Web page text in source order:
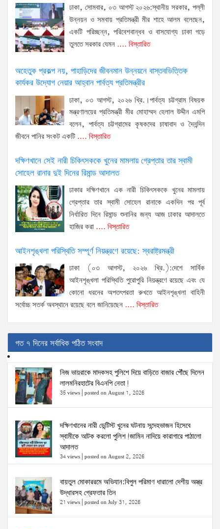
ঢাকা, সোমবার, ০৩ আগস্ট ২০২৬:স্থানীয় সরকার, পল্লী
উন্নয়ন ও সমবায় প্রতিমন্ত্রী মীর শাহে আলম বলেছেন,
একটি পরিচ্ছন্ন, পরিবেশবান্ধব ও বাসযোগ্য ঢাকা গড়ে
তুলতে সরকার যেমন .... বিস্তারিত
অহেতুক প্রকল্প নয়, পাহাড়িদের জীবনমান উন্নয়নে বাস্তবভিত্তিক
কার্যকর উদ্যোগ নেয়ার আহ্বান পার্বত্য প্রতিমন্ত্রীর
ঢাকা, ০৩ আগস্ট, ২০২৬ খ্রি.।পার্বত্য চট্টগ্রাম বিষয়ক
মন্ত্রণালয়ের প্রতিমন্ত্রী মীর মোহাম্মদ হেলাল উদ্দীন এমপি
বলেন, পার্বত্য চট্টগ্রামের কৃষকদের চাষাবাদ ও দৈনন্দিন
জীবনে পানির সংকট একটি .... বিস্তারিত
দক্ষিণখানে সেই নারী চিকিৎসককে খুনের মামলায় গ্রেপ্তার তার স্বামী
সোহেল রানার দুই দিনের রিমান্ড আদালত
ঢাকার দক্ষিণখানে এক নারী চিকিৎসককে খুনের মামলায়
গ্রেপ্তার তার স্বামী সোহেল রানাকে একদিন পর পূর্ব
নির্ধারিত দিনে রিমান্ড শুনানির জন্য আজ ঢাকার আদালতে
হাজির করা .... বিস্তারিত
আইনশৃঙ্খলা পরিস্থিতি সম্পূর্ণ নিয়ন্ত্রণে রয়েছে: স্বরাষ্ট্রমন্ত্রী
ঢাকা (০৩ আগস্ট, ২০২৬ খ্রি.):দেশে সার্বিক
আইনশৃঙ্খলা পরিস্থিতি পুরোপুরি নিয়ন্ত্রণে রয়েছে এবং যে
কোনো ধরনের অপতৎপরতা রুখতে আইনশৃঙ্খলা বাহিনী
সর্বোচ্চ সতর্ক অবস্থানে রয়েছে বলে জানিয়েছেন .... বিস্তারিত
গত ৭ দিনের সর্বাধিক পঠিত সংবাদ
নিজ ভায়রাকে মাদকসহ পুলিশে দিয়ে বাড়িতে বাজার পৌঁছে দিলেন
লালমনিরহাটের বিএনপি নেতা!
35 views posted on August 1, 2026
দক্ষিণখানের নারী ডেন্টিস্ট খুনের ঘটনায় সন্দেহভাজন হিসেবে
স্বামীকে আটক করলো পুলিশ!জামিন নাদিয়ে কারাগারে পাঠালো
আদালত
34 views posted on August 2, 2026
বায়তুল মোকাররমে অভিযান:বিপুল পরিমাণ ধারালো দেশীয় অস্ত্র
উদ্ধারসহ গ্রেফতার তিন
21 views posted on July 31, 2026